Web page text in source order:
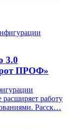
3.0
ПРОФ»
работу
Расск…